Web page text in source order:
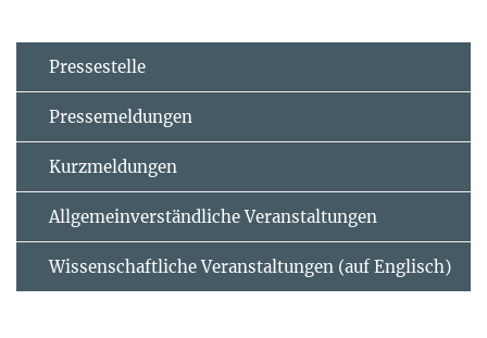
Pressestelle
Pressemeldungen
Kurzmeldungen
Allgemeinverständliche Veranstaltungen
Wissenschaftliche Veranstaltungen (auf Englisch)